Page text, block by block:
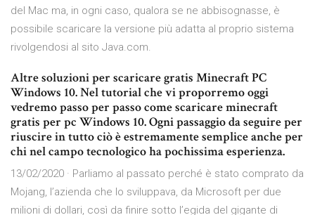
del Mac ma, in ogni caso, qualora se ne abbisognasse, è
possibile scaricare la versione più adatta al proprio sistema
rivolgendosi al sito Java.com.
Altre soluzioni per scaricare gratis Minecraft PC
Windows 10. Nel tutorial che vi proporremo oggi
vedremo passo per passo come scaricare minecraft
gratis per pc Windows 10. Ogni passaggio da seguire per
riuscire in tutto ciò è estremamente semplice anche per
chi nel campo tecnologico ha pochissima esperienza.
13/02/2020 · Parliamo al passato perché è stato comprato da
Mojang, l’azienda che lo sviluppava, da Microsoft per due
milioni di dollari, così da finire sotto l’egida del gigante di